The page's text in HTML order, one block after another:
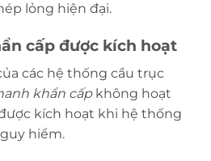
lỏng hiện đại.
cấp được kích hoạt
các hệ thống cầu trục
khẩn cấpkhông hoạt
kích hoạt khi hệ thống
hiểm.